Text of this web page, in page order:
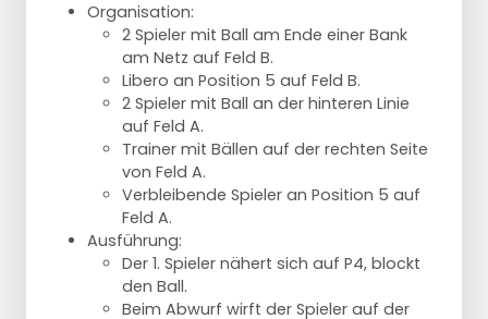
Organisation:
2 Spieler mit Ball am Ende einer Bank
am Netz auf Feld B.
Libero an Position 5 auf Feld B.
2 Spieler mit Ball an der hinteren Linie
auf Feld A.
Trainer mit Bällen auf der rechten Seite
von Feld A.
Verbleibende Spieler an Position 5 auf
Feld A.
Ausführung:
Der 1. Spieler nähert sich auf P4, blockt
den Ball.
Beim Abwurf wirft der Spieler auf der